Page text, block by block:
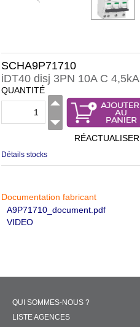
SCHA9P71710
iDT40 disj 3PN 10A C 4,5kA
QUANTITÉ
RÉACTUALISER
Détails stocks
Documentation fabricant
A9P71710_document.pdf
VIDEO
QUI SOMMES-NOUS ?
LISTE AGENCES